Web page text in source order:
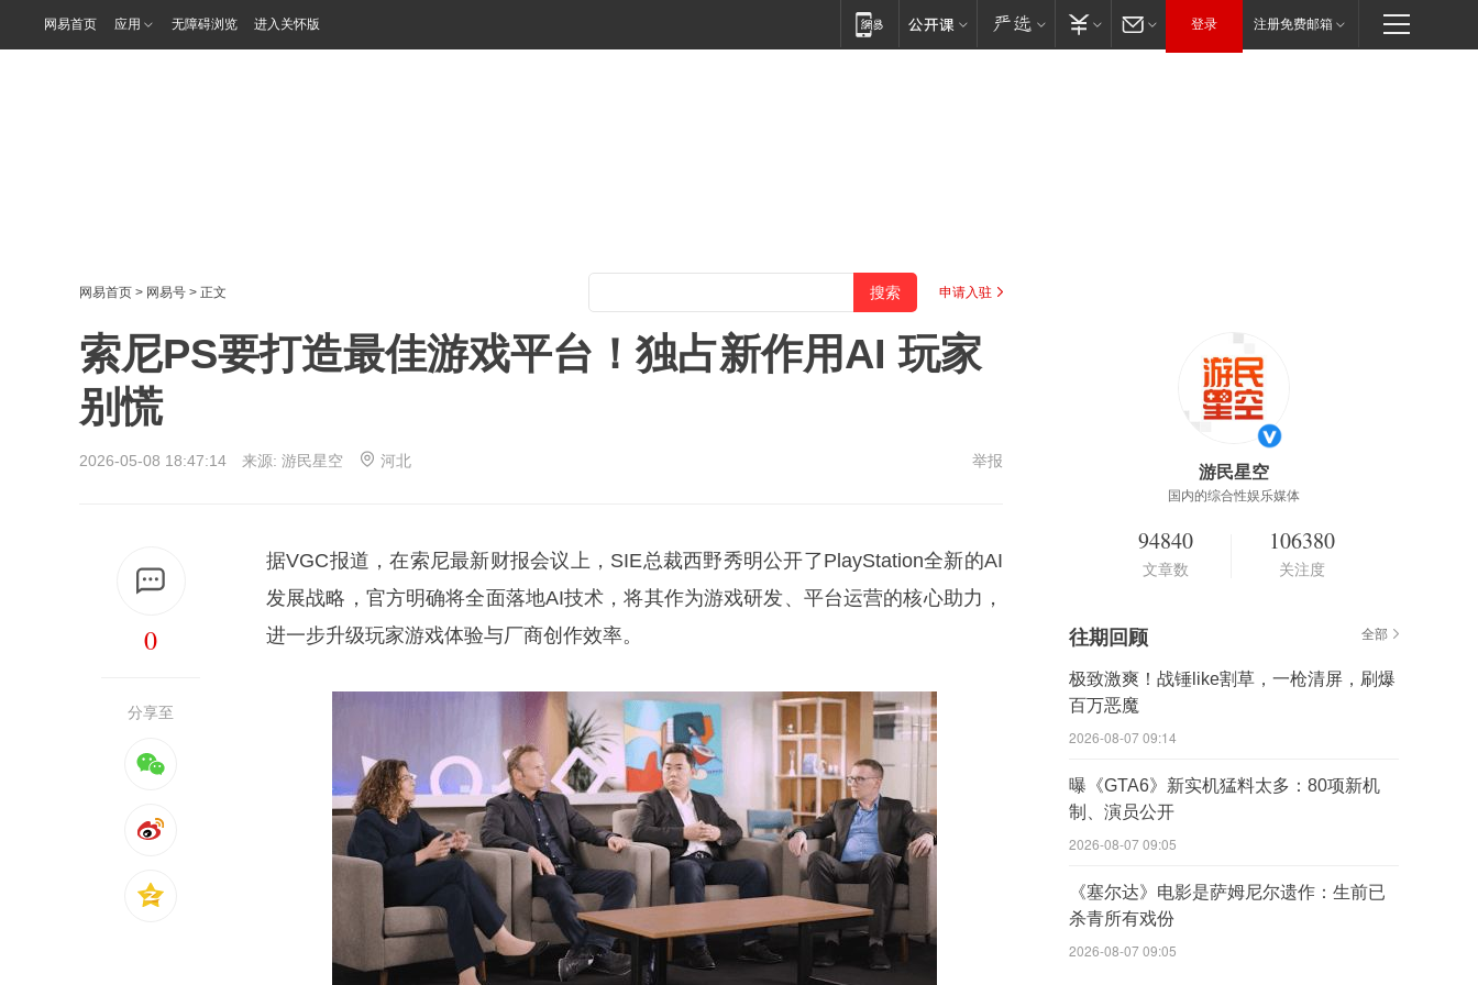
网易首页 应用 无障碍浏览 进入关怀版 登录 注册免费邮箱
网易首页 > 网易号 > 正文 申请入驻
索尼PS要打造最佳游戏平台！独占新作用AI 玩家
别慌
2026-05-08 18:47:14 来源: 游民星空 河北 举报
0
分享至
据VGC报道，在索尼最新财报会议上，SIE总裁西野秀明公开了PlayStation全新的AI
发展战略，官方明确将全面落地AI技术，将其作为游戏研发、平台运营的核心助力，
进一步升级玩家游戏体验与厂商创作效率。
游民星空
国内的综合性娱乐媒体
94840
文章数
106380
关注度
往期回顾 全部
极致激爽！战锤like割草，一枪清屏，刷爆
百万恶魔
2026-08-07 09:14
曝《GTA6》新实机猛料太多：80项新机
制、演员公开
2026-08-07 09:05
《塞尔达》电影是萨姆尼尔遗作：生前已
杀青所有戏份
2026-08-07 09:05